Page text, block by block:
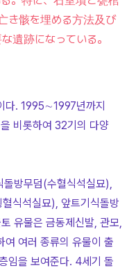
き骸を埋める方法及び
遺跡になっている。
다. 1995∼1997년까지
비롯하여 32기의 다양
방무덤(수혈식석실묘),
식석실묘), 앞트기식돌방
유물은 금동제신발, 관모,
여 여러 종류의 유물이 출
임을 보여준다. 4세기 돌